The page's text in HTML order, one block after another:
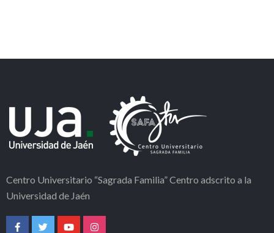
Centro Universitario “Sagrada Familia” Centro adscrito a la
Universidad de Jaén